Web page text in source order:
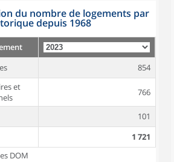
du nombre de logements par
depuis 1968
854
et
766
101
1 721
DOM